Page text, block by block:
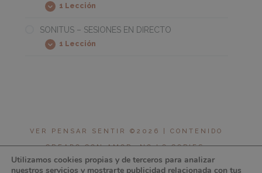
DESPUÉS…?
Expandir
SCAST1
DE
1 Lección
SONITUS – SESIONES EN DIRECTO
Expandir
SONITUS
1 Lección
VER PENSAR SENTIR ©2026 | CONTENIDO
CREADO CON AMOR, NO LO COPIES.
COMPARTIR ES ♥︎ | DISEÑO: BIZKITS
Utilizamos cookies propias y de terceros para analizar
nuestros servicios y mostrarte publicidad relacionada con tus